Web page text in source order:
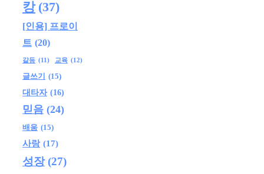
캉 (37)
[인용] 프로이
트 (20)
갈등 (11) 교육 (12)
글쓰기 (15)
대타자 (16)
믿음 (24)
배움 (15)
사랑 (17)
성장 (27)